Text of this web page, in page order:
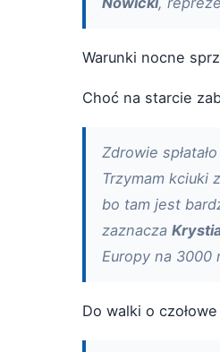
Warunki nocne
Choć na starcie
Zdrowie
Trzymam kciuki
bo tam jest
zaznacza
Europy na 3000
Do walki o